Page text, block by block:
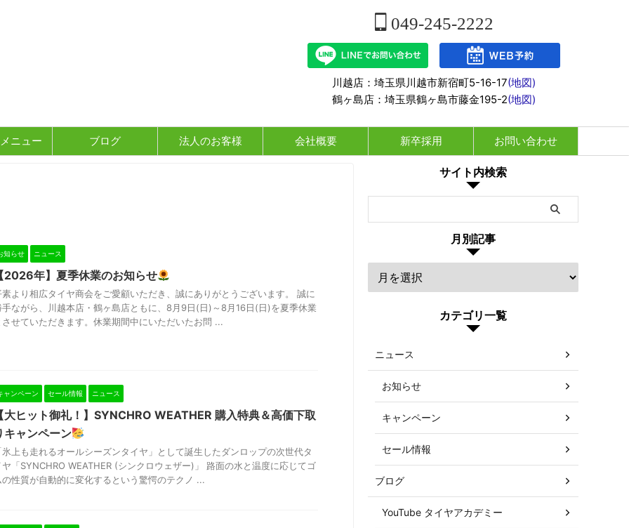
049-245-2222
川越店：埼玉県川越市新宿町5-16-17(地図)
鶴ヶ島店：埼玉県鶴ヶ島市藤金195-2(地図)
ニュー ブログ 法人のお客様 会社概要 新卒採用 お問い合わせ
知らせ ニュース
2026年】夏季休業のお知らせ
素より相広タイヤ商会をご愛顧いただき、誠にありがとうございます。 誠に
手ながら、川越本店・鶴ヶ島店ともに、8月9日(日)～8月16日(日)を夏季休業
させていただきます。休業期間中にいただいたお問 ...
ャンペーン セール情報 ニュース
大ヒット御礼！】SYNCHRO WEATHER 購入特典＆高価下取
キャンペーン
氷上も走れるオールシーズンタイヤ」として誕生したダンロップの次世代タ
ヤ「SYNCHRO WEATHER (シンクロウェザー)」 路面の水と温度に応じてゴ
の性質が自動的に変化するという驚愕のテクノ ...
サイト内検索
月別記事
カテゴリ一覧
ニュース
お知らせ
キャンペーン
セール情報
ブログ
YouTube タイヤアカデミー